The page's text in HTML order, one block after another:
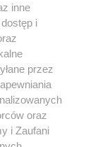
i
sposób (w
polu
w
użycie lub
prawa,
i może być
inne
i
przez
oraz
i Zaufani